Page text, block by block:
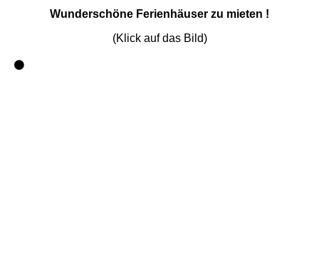
Wunderschöne Ferienhäuser zu mieten !
(Klick auf das Bild)